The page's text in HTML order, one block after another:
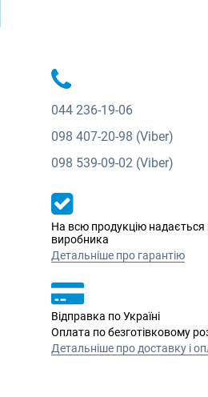
044 236-19-06
098 407-20-98 (Viber)
098 539-09-02 (Viber)
На всю продукцію надається
виробника
Детальніше про гарантію
Відправка по Україні
Оплата по безготівковому
Детальніше про доставку і